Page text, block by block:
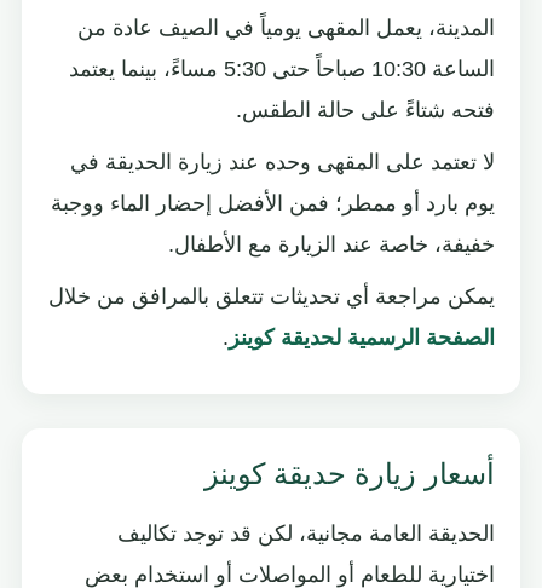
المدينة، يعمل المقهى يومياً في الصيف عادة من
الساعة 10:30 صباحاً حتى 5:30 مساءً، بينما يعتمد
فتحه شتاءً على حالة الطقس.
لا تعتمد على المقهى وحده عند زيارة الحديقة في
يوم بارد أو ممطر؛ فمن الأفضل إحضار الماء ووجبة
خفيفة، خاصة عند الزيارة مع الأطفال.
يمكن مراجعة أي تحديثات تتعلق بالمرافق من خلال
الصفحة الرسمية لحديقة كوينز .
أسعار زيارة حديقة كوينز
الحديقة العامة مجانية، لكن قد توجد تكاليف
اختيارية للطعام أو المواصلات أو استخدام بعض